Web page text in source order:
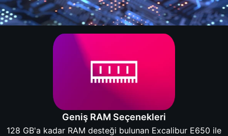
Geniş RAM Seçenekleri
128 GB'a kadar RAM desteği bulunan Excalibur E650 ile